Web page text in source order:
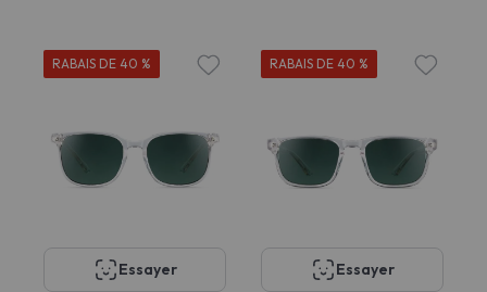
RABAIS DE 40 %
Essayer
RABAIS DE 40 %
Essayer